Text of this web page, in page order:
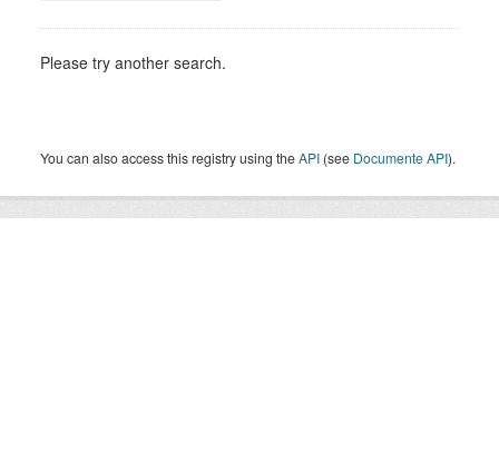
Please try another search.
You can also access this registry using theAPI (see Documente API).